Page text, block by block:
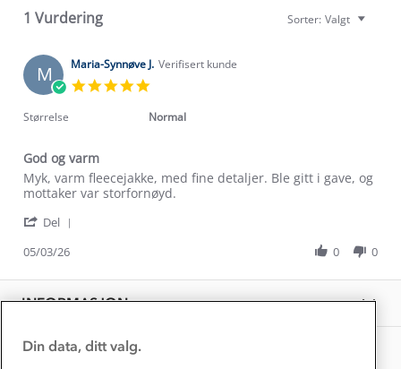
1 Vurdering Sorter: Valgt
M Maria-Synnøve J. Verifisert kunde
rating
Størrelse Normal
God og varm
Review
by
Synnøve
on
Mar
2026
review
stating
og
Myk, varm fleecejakke, med fine detaljer. Ble gitt i gave, og
mottaker var storfornøyd.
Del
Maria-
Synnøve
Mar
05/03/26 0 0
INFORMASJON
Kundeservice
Kundeklubb
Våre butikker
Bedrift, barnehage og SFO
Presse
OM OSS
Verdigrunnlag
Etisk handel
Dyreetikk
1% til samfunnet
Inkludering
Materialer
Personvern
Samarbeide med oss?
Trelagsprinsippet barn
Alt du trenger til Norgesferien
Gravidklær
Hvordan velge riktig turtøy?
Store størrelser
Turmat oppskrifter
Få turinspirasjon og tips her⛰
Overnatte utendørs⛺
Leirskole 🥾
Din data, ditt valg.